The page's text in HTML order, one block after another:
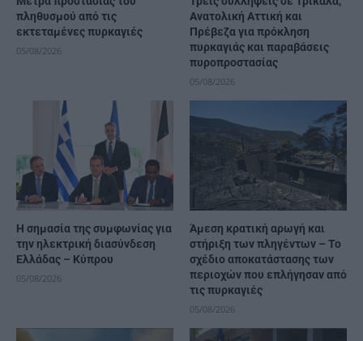
πληθυσμού από τις
εκτεταμένες πυρκαγιές
05/08/2026
Ανατολική Αττική και
Πρέβεζα για πρόκληση
πυρκαγιάς και παραβάσεις
πυροπροστασίας
05/08/2026
H σημασία της συμφωνίας για
την ηλεκτρική διασύνδεση
Ελλάδας – Κύπρου
05/08/2026
Άμεση κρατική αρωγή και
στήριξη των πληγέντων – Το
σχέδιο αποκατάστασης των
περιοχών που επλήγησαν από
τις πυρκαγιές
05/08/2026